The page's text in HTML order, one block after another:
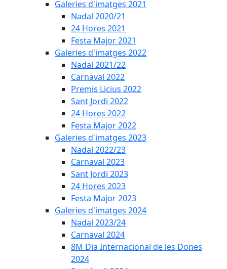
Galeries d'imatges 2021
Nadal 2020/21
24 Hores 2021
Festa Major 2021
Galeries d'imatges 2022
Nadal 2021/22
Carnaval 2022
Premis Licius 2022
Sant Jordi 2022
24 Hores 2022
Festa Major 2022
Galeries d'imatges 2023
Nadal 2022/23
Carnaval 2023
Sant Jordi 2023
24 Hores 2023
Festa Major 2023
Galeries d'imatges 2024
Nadal 2023/24
Carnaval 2024
8M Dia Internacional de les Dones
2024